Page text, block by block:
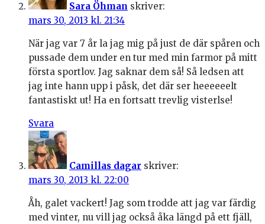
Sara Öhman skriver:
mars 30, 2013 kl. 21:34
När jag var 7 år la jag mig på just de där spåren och
pussade dem under en tur med min farmor på mitt
första sportlov. Jag saknar dem så! Så ledsen att
jag inte hann upp i påsk, det där ser heeeeeelt
fantastiskt ut! Ha en fortsatt trevlig visterlse!
Svara
Camillas dagar skriver:
mars 30, 2013 kl. 22:00
Åh, galet vackert! Jag som trodde att jag var färdig
med vinter, nu vill jag också åka längd på ett fjäll,